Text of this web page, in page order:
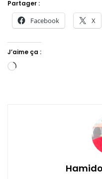
Partager :
Facebook X
J’aime ça :
Chargement…